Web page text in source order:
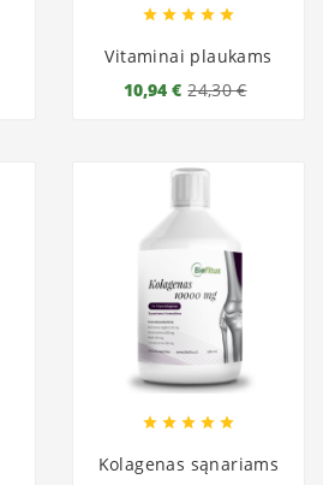
    
Vitaminai plaukams
10,94 € 24,30 €
    
Kolagenas sąnariams